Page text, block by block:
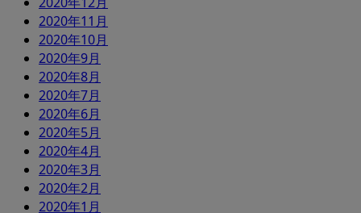
2020年11月
2020年10月
2020年9月
2020年8月
2020年7月
2020年6月
2020年5月
2020年4月
2020年3月
2020年2月
2020年1月